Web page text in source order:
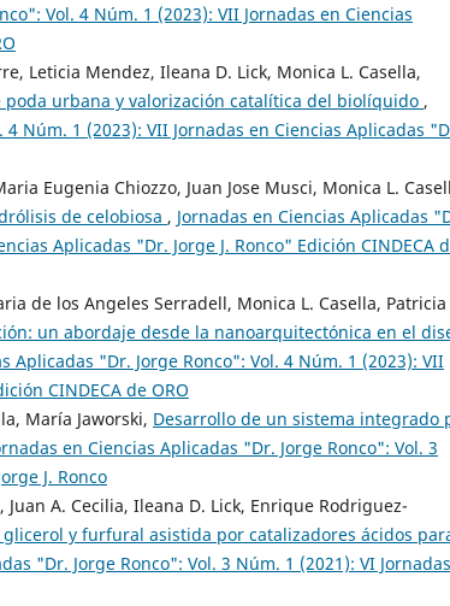
Vol. 4 Núm. 1 (2023): VII Jornadas en Ciencias
Leticia Mendez, Ileana D. Lick, Monica L. Casella,
urbana y valorización catalítica del biolíquido ,
Núm. 1 (2023): VII Jornadas en Ciencias Aplicadas
Eugenia Chiozzo, Juan Jose Musci, Monica L.
de celobiosa , Jornadas en Ciencias Aplicadas
Aplicadas "Dr. Jorge J. Ronco" Edición CINDECA
de los Angeles Serradell, Monica L. Casella, Patricia
un abordaje desde la nanoarquitectónica en el
Aplicadas "Dr. Jorge Ronco": Vol. 4 Núm. 1 (2023): VII
CINDECA de ORO
María Jaworski, Desarrollo de un sistema integrado
en Ciencias Aplicadas "Dr. Jorge Ronco": Vol. 3
J. Ronco
A. Cecilia, Ileana D. Lick, Enrique Rodriguez-
y furfural asistida por catalizadores ácidos
"Dr. Jorge Ronco": Vol. 3 Núm. 1 (2021): VI